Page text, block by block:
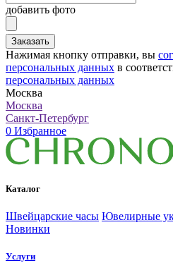
добавить фото
Заказать
Нажимая кнопку отправки, вы
персональных данных в
персональных данных
Москва
Москва
Санкт-Петербург
0 Избранное
Каталог
Швейцарские часы Ювелирные
Новинки
Услуги